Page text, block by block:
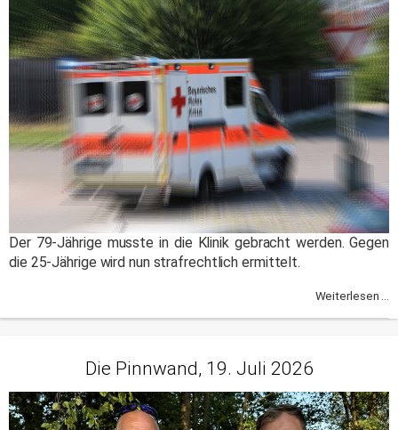
Der 79-Jährige musste in die Klinik gebracht werden. Gegen
die 25-Jährige wird nun strafrechtlich ermittelt.
Weiterlesen ...
Die Pinnwand, 19. Juli 2026